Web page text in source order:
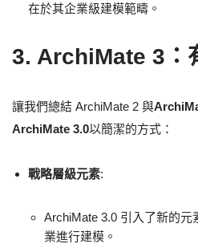
在於其企業級建模範疇。
3. ArchiMate 3：
讓我們總結 ArchiMate 2 與
ArchiMate 3.0以簡潔的方式：
戰略層級元素:
ArchiMate 3.0 引入了新的
業進行建模。